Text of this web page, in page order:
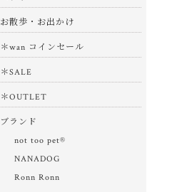
お散歩・お出かけ
＊wan コインセール
＊SALE
＊OUTLET
ブランド
not too pet®
NANADOG
Ronn Ronn